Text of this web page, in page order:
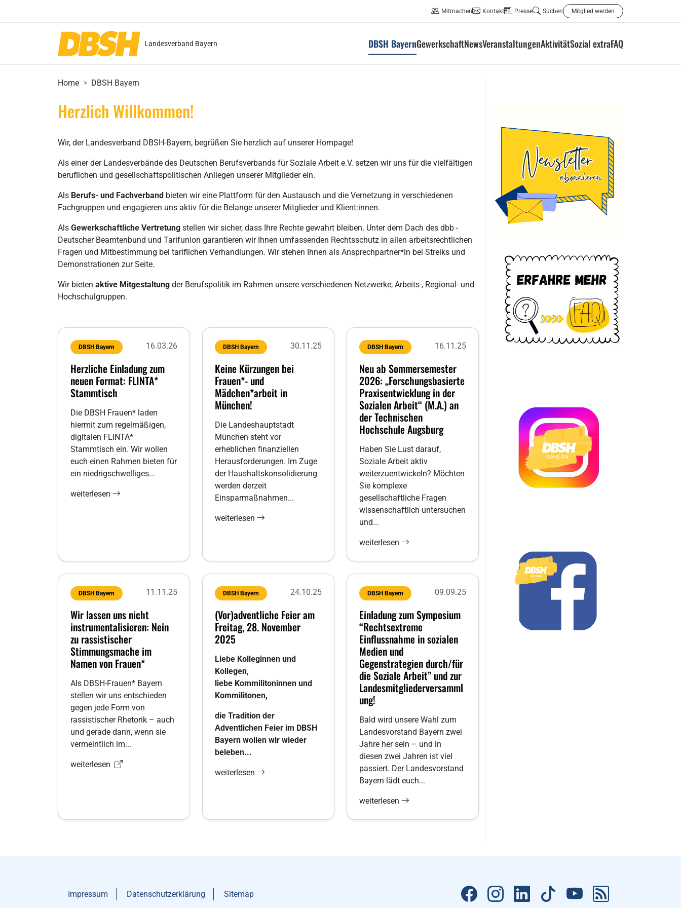
Mitmachen Kontakt Presse Suchen Mitglied werden
Landesverband Bayern DBSH BayernGewerkschaftNewsVeranstaltungenAktivitätSozial extraFAQ
Home DBSH Bayern
Herzlich Willkommen!
Wir, der Landesverband DBSH-Bayern, begrüßen Sie herzlich auf unserer Hompage!
Als einer der Landesverbände des Deutschen Berufsverbands für Soziale Arbeit e.V. setzen wir uns für die vielfältigen
beruflichen und gesellschaftspolitischen Anliegen unserer Mitglieder ein.
Als Berufs- und Fachverband bieten wir eine Plattform für den Austausch und die Vernetzung in verschiedenen
Fachgruppen und engagieren uns aktiv für die Belange unserer Mitglieder und Klient:innen.
Als Gewerkschaftliche Vertretung stellen wir sicher, dass Ihre Rechte gewahrt bleiben. Unter dem Dach des dbb -
Deutscher Beamtenbund und Tarifunion garantieren wir Ihnen umfassenden Rechtsschutz in allen arbeitsrechtlichen
Fragen und Mitbestimmung bei tariflichen Verhandlungen. Wir stehen Ihnen als Ansprechpartner*in bei Streiks und
Demonstrationen zur Seite.
Wir bieten aktive Mitgestaltung der Berufspolitik im Rahmen unsere verschiedenen Netzwerke, Arbeits-, Regional- und
Hochschulgruppen.
DBSH Bayern 16.03.26
Herzliche Einladung zum
neuen Format: FLINTA*
Stammtisch
Die DBSH Frauen* laden
hiermit zum regelmäßigen,
digitalen FLINTA*
Stammtisch ein. Wir wollen
euch einen Rahmen bieten für
ein niedrigschwelliges...
weiterlesen
DBSH Bayern 30.11.25
Keine Kürzungen bei
Frauen*- und
Mädchen*arbeit in
München!
Die Landeshauptstadt
München steht vor
erheblichen finanziellen
Herausforderungen. Im Zuge
der Haushaltskonsolidierung
werden derzeit
Einsparmaßnahmen...
weiterlesen
DBSH Bayern 16.11.25
Neu ab Sommersemester
2026: „Forschungsbasierte
Praxisentwicklung in der
Sozialen Arbeit“ (M.A.) an
der Technischen
Hochschule Augsburg
Haben Sie Lust darauf,
Soziale Arbeit aktiv
weiterzuentwickeln? Möchten
Sie komplexe
gesellschaftliche Fragen
wissenschaftlich untersuchen
und...
weiterlesen
DBSH Bayern 11.11.25
Wir lassen uns nicht
instrumentalisieren: Nein
zu rassistischer
Stimmungsmache im
Namen von Frauen*
Als DBSH-Frauen* Bayern
stellen wir uns entschieden
gegen jede Form von
rassistischer Rhetorik – auch
und gerade dann, wenn sie
vermeintlich im...
weiterlesen
DBSH Bayern 24.10.25
(Vor)adventliche Feier am
Freitag, 28. November
2025
Liebe Kolleginnen und
Kollegen,
liebe Kommilitoninnen und
Kommilitonen,
die Tradition der
Adventlichen Feier im DBSH
Bayern wollen wir wieder
beleben...
weiterlesen
DBSH Bayern 09.09.25
Einladung zum Symposium
“Rechtsextreme
Einflussnahme in sozialen
Medien und
Gegenstrategien durch/für
die Soziale Arbeit” und zur
Landesmitgliederversamml
ung!
Bald wird unsere Wahl zum
Landesvorstand Bayern zwei
Jahre her sein – und in
diesen zwei Jahren ist viel
passiert. Der Landesvorstand
Bayern lädt euch...
weiterlesen
Impressum Datenschutzerklärung Sitemap